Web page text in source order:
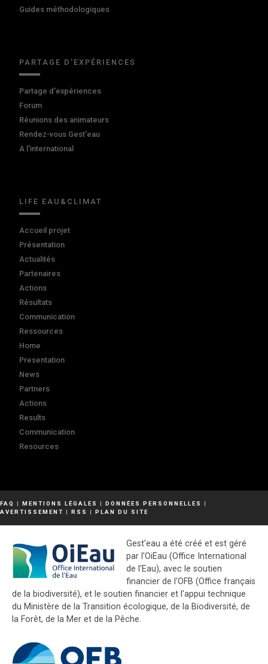
Guides méthodologiques
PARTAGE D'EXPÉRIENCES
Partage d'expériences
Forum
Réunions des animateurs
Rendez-vous Gest'eau
A l'international
LIFE EAU&CLIMAT
Accueil projet
Présentation
Actualités
Partenaires
Actions
Résultats
Communication
Ressources
Home
Presentation
News
Partners
Actions
Results
Communication
Resources
FAQ | MENTIONS LÉGALES | DONNÉES PERSONNELLES
|
AVERTISSEMENT | RSS | PLAN DU SITE
Gest'eau a été créé et est géré
par l'OiEau (Office International
de l'Eau), avec le soutien
financier de l'OFB (Office français
de la biodiversité), et le soutien financier et l'appui technique
du Ministère de la Transition écologique, de la Biodiversité, de
la Forêt, de la Mer et de la Pêche.